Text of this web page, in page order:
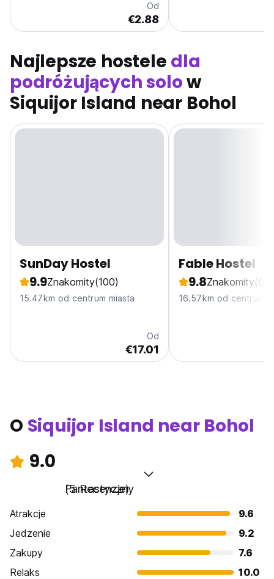
Od
€2.88
Najlepsze hostele dla
podróżujących solow
Siquijor Island near Bohol
SunDay Hostel
9.9Znakomity(100)
15.47km od centrum miasta
Od
€17.01
Fable Hostel
9.8Znakomity
16.57km od centrum
O Siquijor Island near Bohol
9.0
Fantastyczny
(5 Recenzje)
Atrakcje
9.6
Jedzenie
9.2
Zakupy
7.6
Relaks
10.0